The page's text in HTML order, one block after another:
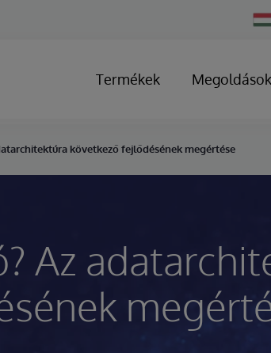
Termékek Megoldások
következő fejlődésének megértése
Az